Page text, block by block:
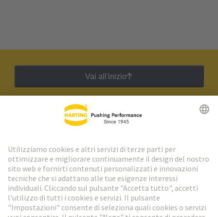
Vai all'inizio
Newsletter HARTING
Vai al registrazione
Social Media